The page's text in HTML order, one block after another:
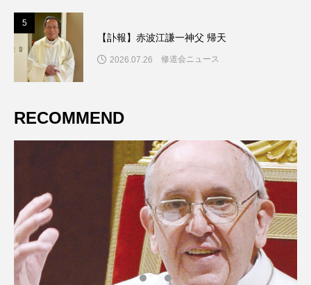
5
【訃報】赤波江謙一神父 帰天
2026.07.26 修道会ニュース
RECOMMEND